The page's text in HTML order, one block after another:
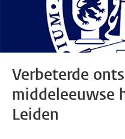
Verbeterde
middeleeuwse
Leiden